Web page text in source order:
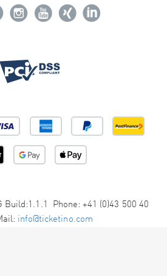
Build:1.1.1 Phone: +41 (0)43 500 40
info@ticketino.com